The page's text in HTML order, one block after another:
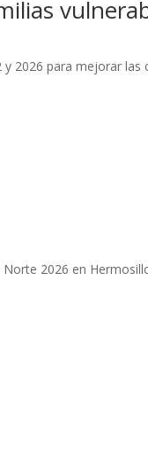
2026 para mejorar las
2026 en